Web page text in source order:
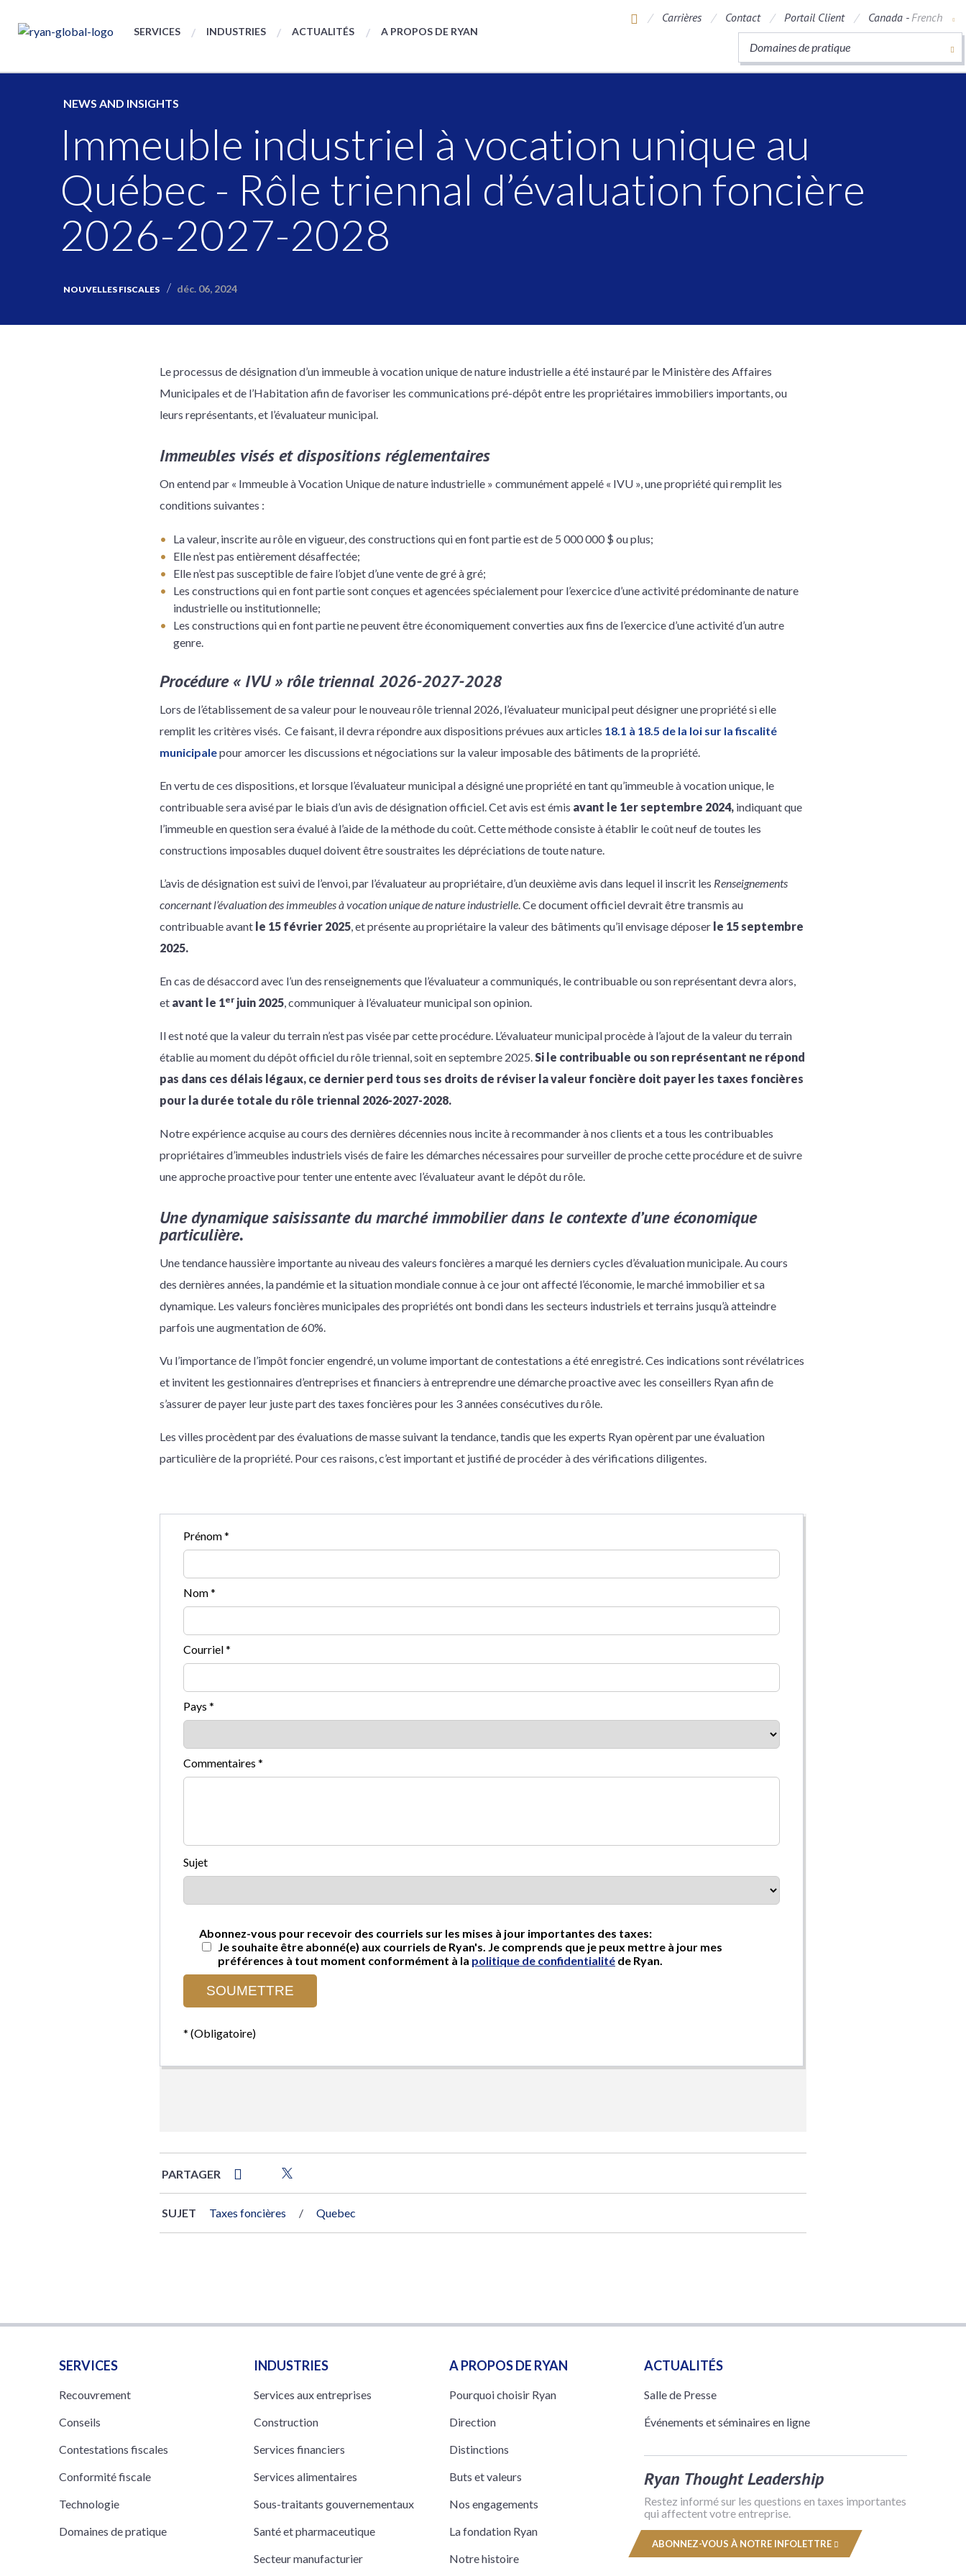
Carrières Contact Portail Client Canada -French
Domaines de pratique
SERVICES INDUSTRIES ACTUALITÉS A PROPOS DE RYAN
NEWS AND INSIGHTS
Immeuble industriel à vocation unique au
Québec - Rôle triennal d’évaluation foncière
2026-2027-2028
NOUVELLES FISCALES déc. 06, 2024
Le processus de désignation d’un immeuble à vocation unique de nature industrielle a été instauré par le Ministère des Affaires
Municipales et de l’Habitation afin de favoriser les communications pré-dépôt entre les propriétaires immobiliers importants, ou
leurs représentants, et l’évaluateur municipal.
Immeubles visés et dispositions réglementaires
On entend par « Immeuble à Vocation Unique de nature industrielle » communément appelé « IVU », une propriété qui remplit les
conditions suivantes :
La valeur, inscrite au rôle en vigueur, des constructions qui en font partie est de 5 000 000 $ ou plus;
Elle n’est pas entièrement désaffectée;
Elle n’est pas susceptible de faire l’objet d’une vente de gré à gré;
Les constructions qui en font partie sont conçues et agencées spécialement pour l’exercice d’une activité prédominante de nature
industrielle ou institutionnelle;
Les constructions qui en font partie ne peuvent être économiquement converties aux fins de l’exercice d’une activité d’un autre
genre.
Procédure « IVU » rôle triennal 2026-2027-2028
Lors de l’établissement de sa valeur pour le nouveau rôle triennal 2026, l’évaluateur municipal peut désigner une propriété si elle
remplit les critères visés. Ce faisant, il devra répondre aux dispositions prévues aux articles 18.1 à 18.5 de la loi sur la fiscalité
municipalepour amorcer les discussions et négociations sur la valeur imposable des bâtiments de la propriété.
En vertu de ces dispositions, et lorsque l’évaluateur municipal a désigné une propriété en tant qu’immeuble à vocation unique, le
contribuable sera avisé par le biais d’un avis de désignation officiel. Cet avis est émis avant le 1er septembre 2024, indiquant que
l’immeuble en question sera évalué à l’aide de la méthode du coût. Cette méthode consiste à établir le coût neuf de toutes les
constructions imposables duquel doivent être soustraites les dépréciations de toute nature.
L’avis de désignation est suivi de l’envoi, par l’évaluateur au propriétaire, d’un deuxième avis dans lequel il inscrit les Renseignements
concernant l’évaluation des immeubles à vocation unique de nature industrielle. Ce document officiel devrait être transmis au
contribuable avant le 15 février 2025, et présente au propriétaire la valeur des bâtiments qu’il envisage déposer le 15 septembre
2025.
En cas de désaccord avec l’un des renseignements que l’évaluateur a communiqués, le contribuable ou son représentant devra alors,
et avant le 1er juin 2025, communiquer à l’évaluateur municipal son opinion.
Il est noté que la valeur du terrain n’est pas visée par cette procédure. L’évaluateur municipal procède à l’ajout de la valeur du terrain
établie au moment du dépôt officiel du rôle triennal, soit en septembre 2025.Si le contribuable ou son représentant ne répond
pas dans ces délais légaux, ce dernier perd tous ses droits de réviser la valeur foncière doit payer les taxes foncières
pour la durée totale du rôle triennal 2026-2027-2028.
Notre expérience acquise au cours des dernières décennies nous incite à recommander à nos clients et a tous les contribuables
propriétaires d’immeubles industriels visés de faire les démarches nécessaires pour surveiller de proche cette procédure et de suivre
une approche proactive pour tenter une entente avec l’évaluateur avant le dépôt du rôle.
Une dynamique saisissante du marché immobilier dans le contexte d’une économique
particulière.
Une tendance haussière importante au niveau des valeurs foncières a marqué les derniers cycles d’évaluation municipale. Au cours
des dernières années, la pandémie et la situation mondiale connue à ce jour ont affecté l’économie, le marché immobilier et sa
dynamique. Les valeurs foncières municipales des propriétés ont bondi dans les secteurs industriels et terrains jusqu’à atteindre
parfois une augmentation de 60%.
Vu l’importance de l’impôt foncier engendré, un volume important de contestations a été enregistré. Ces indications sont révélatrices
et invitent les gestionnaires d’entreprises et financiers à entreprendre une démarche proactive avec les conseillers Ryan afin de
s’assurer de payer leur juste part des taxes foncières pour les 3 années consécutives du rôle.
Les villes procèdent par des évaluations de masse suivant la tendance, tandis que les experts Ryan opèrent par une évaluation
particulière de la propriété. Pour ces raisons, c’est important et justifié de procéder à des vérifications diligentes.
PARTAGER
SUJET Taxes foncières Quebec
SERVICES
Recouvrement
Conseils
Contestations fiscales
Conformité fiscale
Technologie
Domaines de pratique
INDUSTRIES
Services aux entreprises
Construction
Services financiers
Services alimentaires
Sous-traitants gouvernementaux
Santé et pharmaceutique
Secteur manufacturier
A PROPOS DE RYAN
Pourquoi choisir Ryan
Direction
Distinctions
Buts et valeurs
Nos engagements
La fondation Ryan
Notre histoire
ACTUALITÉS
Salle de Presse
Événements et séminaires en ligne
Ryan Thought Leadership
Restez informé sur les questions en taxes importantes
qui affectent votre entreprise.
ABONNEZ-VOUS À NOTRE INFOLETTRE